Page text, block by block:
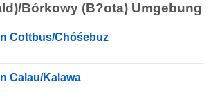
Bórkowy (B?ota) Umgebung
Cottbus/Chóśebuz
Calau/Kalawa